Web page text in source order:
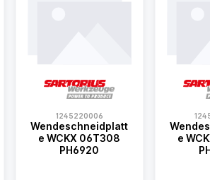
1245220006
Wendeschneidplatt
e WCKX 06T308
PH6920
e WCKX 050308